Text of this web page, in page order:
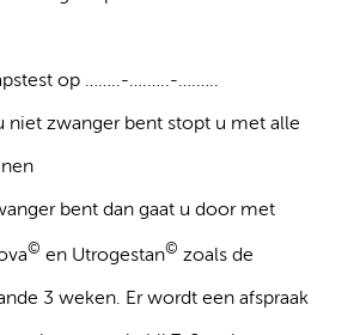
op ……..-….…..-….…..
niet zwanger bent stopt u met alle
bent dan gaat u door met
© en Utrogestan© zoals de
3 weken. Er wordt een afspraak